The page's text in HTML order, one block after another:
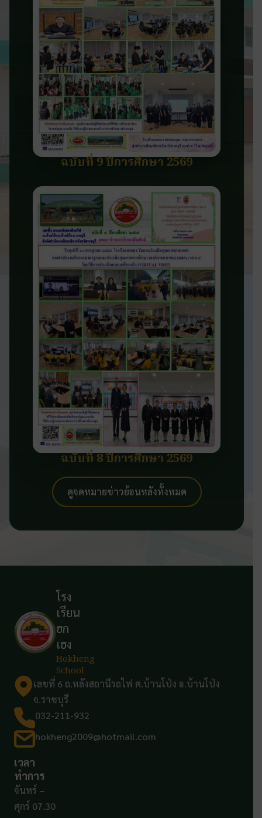
ฉบับที่ 9 ปีการศึกษา 2569
ฉบับที่ 8 ปีการศึกษา 2569
ดูจดหมายข่าวย้อนหลังทั้งหมด
โรง
เรียน
ฮก
เฮง
Hokheng
School
เลขที่ 6 ถ.หลังสถานีรถไฟ ต.บ้านโป่ง อ.บ้านโป่ง
จ.ราชบุรี
032-211-932
hokheng2009@hotmail.com
เวลา
ทำการ
จันทร์ –
ศุกร์ 07.30